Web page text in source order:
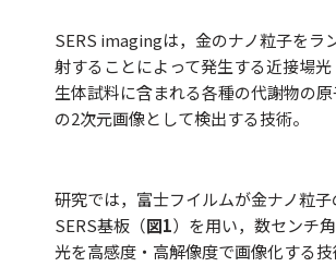
SERS imagingは，金のナノ粒子をラ
射することによって発生する近接場
生体試料に含まれる各種の代謝物の
の2次元画像として検出する技術。
研究では，富士フイルムが金ナノ粒
SERS基板（図1）を用い，数センチ
光を高感度・高解像度で画像化する技